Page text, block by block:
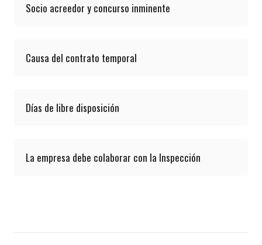
Socio acreedor y concurso inminente
Causa del contrato temporal
Días de libre disposición
La empresa debe colaborar con la Inspección